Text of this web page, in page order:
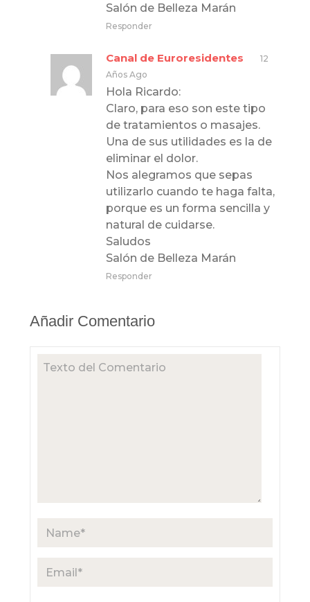
Salón de Belleza Marán
Responder
Canal de Euroresidentes
12
Años Ago
Hola Ricardo:
Claro, para eso son este tipo
de tratamientos o masajes.
Una de sus utilidades es la de
eliminar el dolor.
Nos alegramos que sepas
utilizarlo cuando te haga falta,
porque es un forma sencilla y
natural de cuidarse.
Saludos
Salón de Belleza Marán
Responder
Añadir Comentario